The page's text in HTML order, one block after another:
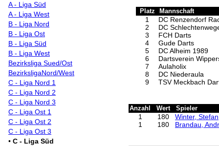
A - Liga Süd
A - Liga West
B - Liga Nord
B - Liga Ost
B - Liga Süd
B - Liga West
Bezirksliga Sued/Ost
BezirksligaNord/West
C - Liga Nord 1
C - Liga Nord 2
C - Liga Nord 3
C - Liga Ost 1
C - Liga Ost 2
C - Liga Ost 3
• C - Liga Süd
Platz Mannschaft
1
DC Renzendorf
2
DC
3
FCH Darts
4
Gude Darts
5
DC Alheim 1989
6
Dartsverein
7
Aulaholix
8
DC Niederaula
9
TSV Meckbach
Anzahl Wert Spieler
1 180
Winter, Stefan
1
180 Brandau,